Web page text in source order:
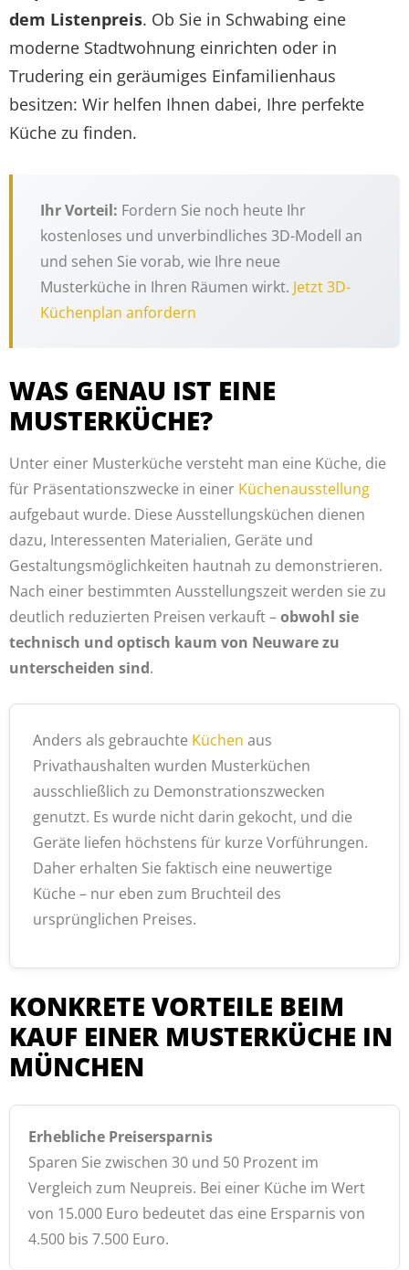
dem Listenpreis. Ob Sie in Schwabing eine
moderne Stadtwohnung einrichten oder in
Trudering ein geräumiges Einfamilienhaus
besitzen: Wir helfen Ihnen dabei, Ihre perfekte
Küche zu finden.
Ihr Vorteil: Fordern Sie noch heute Ihr
kostenloses und unverbindliches 3D-Modell an
und sehen Sie vorab, wie Ihre neue
Musterküche in Ihren Räumen wirkt. Jetzt 3D-
Küchenplan anfordern
WAS GENAU IST EINE
MUSTERKÜCHE?
Unter einer Musterküche versteht man eine Küche, die
für Präsentationszwecke in einer Küchenausstellung
aufgebaut wurde. Diese Ausstellungsküchen dienen
dazu, Interessenten Materialien, Geräte und
Gestaltungsmöglichkeiten hautnah zu demonstrieren.
Nach einer bestimmten Ausstellungszeit werden sie zu
deutlich reduzierten Preisen verkauft –obwohl sie
technisch und optisch kaum von Neuware zu
unterscheiden sind.
Anders als gebrauchte Küchen aus
Privathaushalten wurden Musterküchen
ausschließlich zu Demonstrationszwecken
genutzt. Es wurde nicht darin gekocht, und die
Geräte liefen höchstens für kurze Vorführungen.
Daher erhalten Sie faktisch eine neuwertige
Küche – nur eben zum Bruchteil des
ursprünglichen Preises.
KONKRETE VORTEILE BEIM
KAUF EINER MUSTERKÜCHE IN
MÜNCHEN
Erhebliche Preisersparnis
Sparen Sie zwischen 30 und 50 Prozent im
Vergleich zum Neupreis. Bei einer Küche im Wert
von 15.000 Euro bedeutet das eine Ersparnis von
4.500 bis 7.500 Euro.